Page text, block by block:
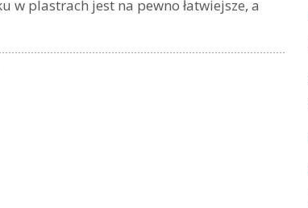
plastrach jest na pewno łatwiejsze, a